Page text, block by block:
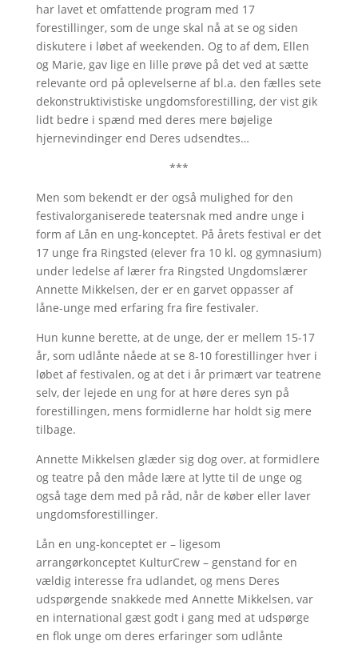
har lavet et omfattende program med 17
forestillinger, som de unge skal nå at se og siden
diskutere i løbet af weekenden. Og to af dem, Ellen
og Marie, gav lige en lille prøve på det ved at sætte
relevante ord på oplevelserne af bl.a. den fælles sete
dekonstruktivistiske ungdomsforestilling, der vist gik
lidt bedre i spænd med deres mere bøjelige
hjernevindinger end Deres udsendtes…
***
Men som bekendt er der også mulighed for den
festivalorganiserede teatersnak med andre unge i
form af Lån en ung-konceptet. På årets festival er det
17 unge fra Ringsted (elever fra 10 kl. og gymnasium)
under ledelse af lærer fra Ringsted Ungdomslærer
Annette Mikkelsen, der er en garvet oppasser af
låne-unge med erfaring fra fire festivaler.
Hun kunne berette, at de unge, der er mellem 15-17
år, som udlånte nåede at se 8-10 forestillinger hver i
løbet af festivalen, og at det i år primært var teatrene
selv, der lejede en ung for at høre deres syn på
forestillingen, mens formidlerne har holdt sig mere
tilbage.
Annette Mikkelsen glæder sig dog over, at formidlere
og teatre på den måde lære at lytte til de unge og
også tage dem med på råd, når de køber eller laver
ungdomsforestillinger.
Lån en ung-konceptet er – ligesom
arrangørkonceptet KulturCrew – genstand for en
vældig interesse fra udlandet, og mens Deres
udspørgende snakkede med Annette Mikkelsen, var
en international gæst godt i gang med at udspørge
en flok unge om deres erfaringer som udlånte